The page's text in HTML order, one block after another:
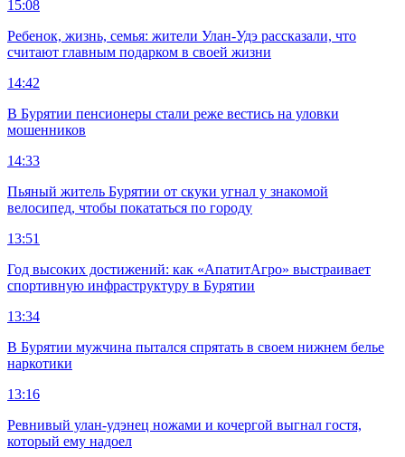
15:08
Ребенок, жизнь, семья: жители Улан-Удэ рассказали, что
считают главным подарком в своей жизни
14:42
В Бурятии пенсионеры стали реже вестись на уловки
мошенников
14:33
Пьяный житель Бурятии от скуки угнал у знакомой
велосипед, чтобы покататься по городу
13:51
Год высоких достижений: как «АпатитАгро» выстраивает
спортивную инфраструктуру в Бурятии
13:34
В Бурятии мужчина пытался спрятать в своем нижнем белье
наркотики
13:16
Ревнивый улан-удэнец ножами и кочергой выгнал гостя,
который ему надоел